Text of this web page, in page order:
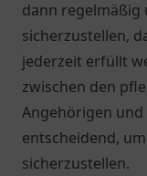
dann
sicherzustellen,
jederzeit erfüllt
zwischen den
Angehörigen
entscheidend,
sicherzustellen.